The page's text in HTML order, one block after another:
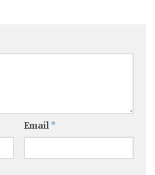
Email *